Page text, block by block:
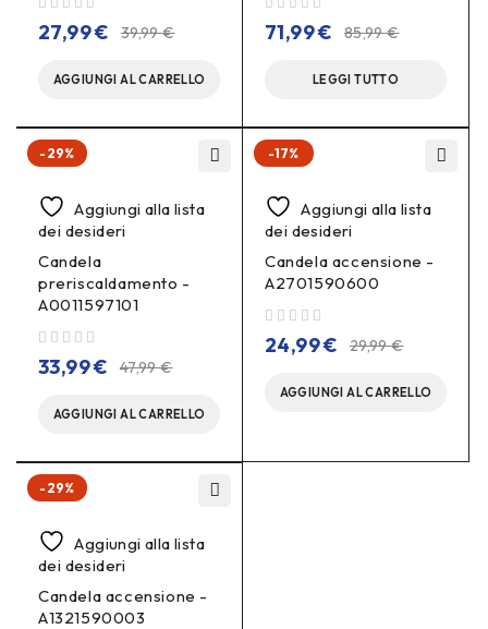
39,99€
27,99€
AGGIUNGI AL CARRELLO
85,99€
71,99€
LEGGI TUTTO
-29%
Aggiungi alla lista
dei desideri
Candela
preriscaldamento -
A0011597101
47,99€
33,99€
AGGIUNGI AL CARRELLO
-17%
Aggiungi alla lista
dei desideri
Candela accensione -
A2701590600
29,99€
24,99€
AGGIUNGI AL CARRELLO
-29%
Aggiungi alla lista
dei desideri
Candela accensione -
A1321590003